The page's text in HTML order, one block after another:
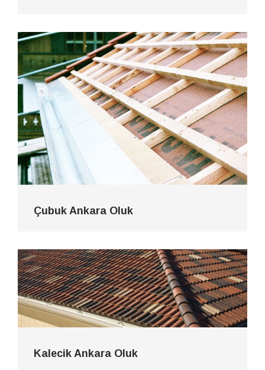
Çubuk Ankara Oluk
Kalecik Ankara Oluk